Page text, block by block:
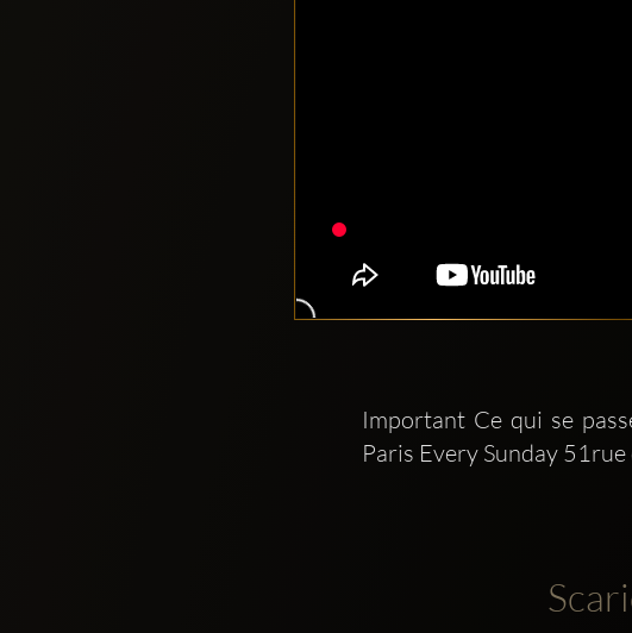
Important Ce qui se
Paris Every Sunday